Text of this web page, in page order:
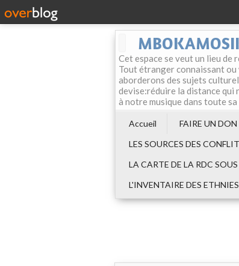
Cet espace se veut un lieu
Tout étranger connaissant
aborderons des sujets
devise:réduire la distance qui
à notre musique dans toute
Accueil FAIRE UN DON
LES SOURCES DES
LA CARTE DE LA RDC
L'INVENTAIRE DES